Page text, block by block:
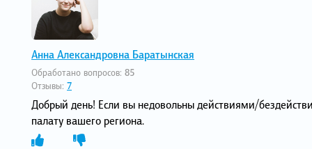
Анна Александровна Баратынская
Обработано вопросов: 85
Отзывы: 7
Добрый день! Если вы недовольны действиями/
палату вашего региона.